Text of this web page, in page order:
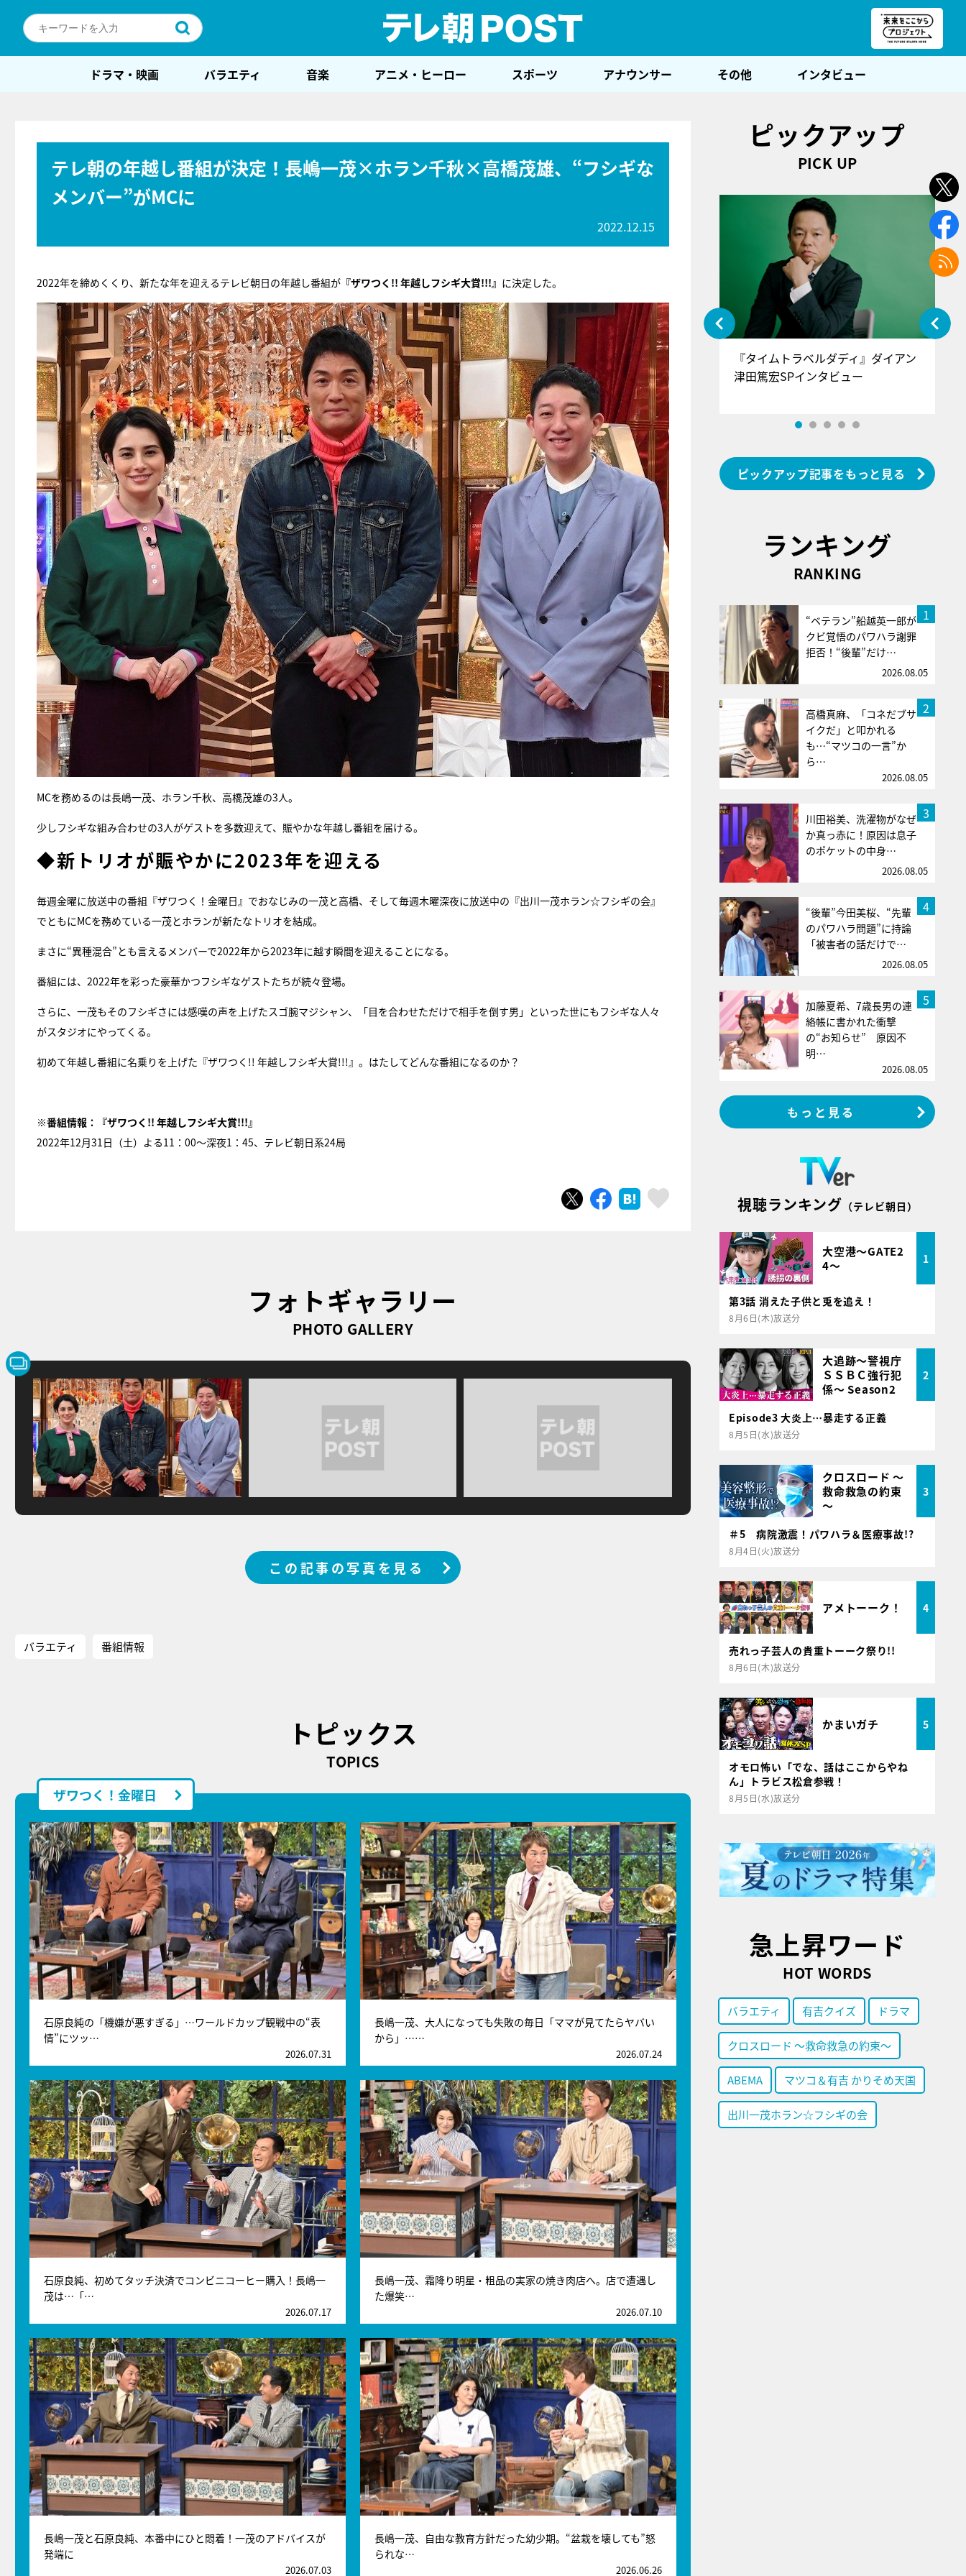
ドラマ・映画 バラエティ 音楽 アニメ・ヒーロー スポーツ アナウンサー その他 インタビュー
テレ朝の年越し番組が決定！長嶋一茂×ホラン千秋×高橋茂雄、“フシギな
メンバー”がMCに
2022.12.15
2022年を締めくくり、新たな年を迎えるテレビ朝日の年越し番組が 『ザワつく!! 年越しフシギ大賞!!!』 に決定した。
MCを務めるのは長嶋一茂、ホラン千秋、高橋茂雄の3人。
少しフシギな組み合わせの3人がゲストを多数迎えて、賑やかな年越し番組を届ける。
◆新トリオが賑やかに2023年を迎える
毎週金曜に放送中の番組『ザワつく！金曜日』でおなじみの一茂と高橋、そして毎週木曜深夜に放送中の『出川一茂ホラン☆フシギの会』
でともにMCを務めている一茂とホランが新たなトリオを結成。
まさに“異種混合”とも言えるメンバーで2022年から2023年に越す瞬間を迎えることになる。
番組には、2022年を彩った豪華かつフシギなゲストたちが続々登場。
さらに、一茂もそのフシギさには感嘆の声を上げたスゴ腕マジシャン、「目を合わせただけで相手を倒す男」といった世にもフシギな人々
がスタジオにやってくる。
初めて年越し番組に名乗りを上げた『ザワつく!! 年越しフシギ大賞!!!』。はたしてどんな番組になるのか？
※番組情報：『ザワつく!! 年越しフシギ大賞!!!』
2022年12月31日（土）よる11：00～深夜1：45、テレビ朝日系24局
ツイートシェア はてブ
フォトギャラリー
PHOTO GALLERY
この記事の写真を見る
バラエティ 番組情報
トピックス
TOPICS
ザワつく！金曜日
石原良純の「機嫌が悪すぎる」…ワールドカップ観戦中の“表
情”にツッ…
2026.07.31
長嶋一茂、大人になっても失敗の毎日「ママが見てたらヤバい
から」……
2026.07.24
石原良純、初めてタッチ決済でコンビニコーヒー購入！長嶋一
茂は…「…
2026.07.17
長嶋一茂、霜降り明星・粗品の実家の焼き肉店へ。店で遭遇し
た爆笑…
2026.07.10
長嶋一茂と石原良純、本番中にひと悶着！一茂のアドバイスが
発端に
2026.07.03
長嶋一茂、自由な教育方針だった幼少期。“盆栽を壊しても”怒
られな…
2026.06.26
ピックアップ
PICK UP
『アイ＝ラブ！げーみんぐ』＝LOV
E齋藤樹愛羅＆佐々木舞香SPインタ
ビュー
『タイムトラベルダディ』ダイアン
津田篤宏SPインタビュー
ピックアップ記事をもっと見る
ランキング
RANKING
1
“ベテラン”船越英一郎が
クビ覚悟のパワハラ謝罪
拒否！“後輩”だけ…
2026.08.05
2
高橋真麻、「コネだブサ
イクだ」と叩かれる
も…“マツコの一言”か
ら…
2026.08.05
3
川田裕美、洗濯物がなぜ
か真っ赤に！原因は息子
のポケットの中身…
2026.08.05
4
“後輩”今田美桜、“先輩
のパワハラ問題”に持論
「被害者の話だけで…
2026.08.05
5
加藤夏希、7歳長男の連
絡帳に書かれた衝撃
の“お知らせ” 原因不
明…
2026.08.05
もっと見る
視聴ランキング （テレビ朝日）
大空港～GATE2
4～
1
第3話 消えた子供と兎を追え！
8月6日(木)放送分
大追跡～警視庁
ＳＳＢＣ強行犯
係～ Season2
2
Episode3 大炎上…暴走する正義
8月5日(水)放送分
クロスロード ～
救命救急の約束
～
3
＃5 病院激震！パワハラ＆医療事故!?
8月4日(火)放送分
アメトーーク！ 4
売れっ子芸人の貴重トーーク祭り!!
8月6日(木)放送分
かまいガチ 5
オモロ怖い「でな、話はここからやね
ん」トラビス松倉参戦！
8月5日(水)放送分
急上昇ワード
HOT WORDS
バラエティ 有吉クイズ ドラマ
クロスロード ～救命救急の約束～
ABEMA マツコ＆有吉 かりそめ天国
出川一茂ホラン☆フシギの会